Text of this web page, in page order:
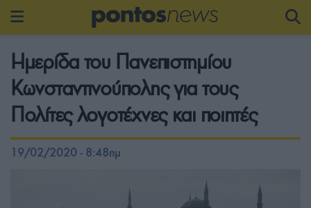
Ημερίδα του Πανεπιστημίου
Κωνσταντινούπολης για τους
Πολίτες λογοτέχνες και ποιητές
19/02/2020 - 8:48πμ